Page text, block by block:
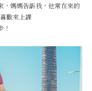
，媽媽告訴我，他常在來的
歡來上課